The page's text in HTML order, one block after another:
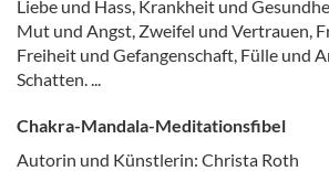
Liebe und Hass, Krankheit und
Mut und Angst, Zweifel und Vertrauen,
Freiheit und Gefangenschaft, Fülle und
Schatten. ...
Chakra-Mandala-Meditationsfibel
Autorin und Künstlerin: Christa Roth